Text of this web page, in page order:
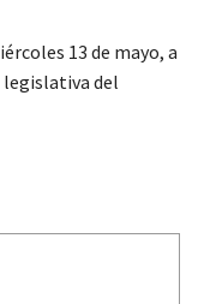
13 de mayo, a
legislativa del